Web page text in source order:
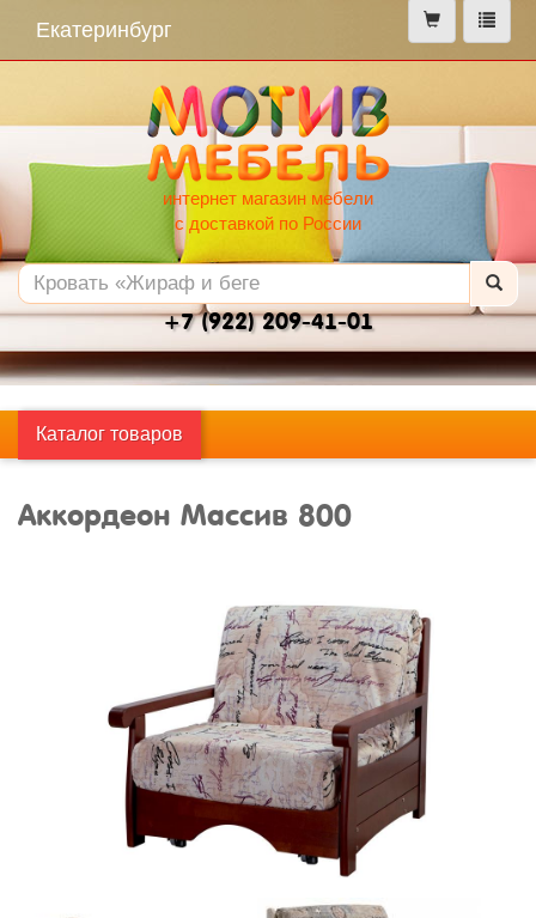
меню
Екатеринбург
интернет магазин мебели
с доставкой по России
+7 (922) 209-41-01
Каталог товаров
Аккордеон Массив 800